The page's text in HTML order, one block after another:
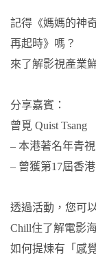
記得《媽媽的神
再起時》嗎？
來了解影視產業
分享嘉賓：
曾覓 Quist Tsang
– 本港著名年青
– 曾獲第17屆香
透過活動，您可
Chill住了解電影
如何提煉有「感